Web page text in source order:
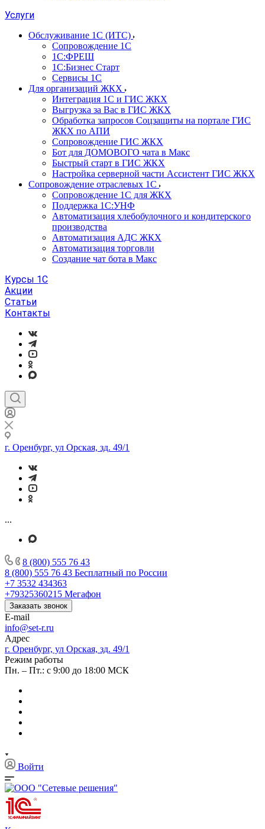
Услуги
Обслуживание 1С (ИТС)
Сопровождение 1С
1С:ФРЕШ
1С:Бизнес Старт
Сервисы 1С
Для организаций ЖКХ
Интеграция 1С и ГИС ЖКХ
Выгрузка за Вас в ГИС ЖКХ
Обработка запросов Соцзащиты на портале ГИС
ЖКХ по АПИ
Сопровождение ГИС ЖКХ
Бот для ДОМОВОГО чата в Макс
Быстрый старт в ГИС ЖКХ
Настройка серверной части Ассистент ГИС ЖКХ
Сопровождение отраслевых 1С
Сопровождение 1С для ЖКХ
Поддержка 1С:УНФ
Автоматизация хлебобулочного и кондитерского
производства
Автоматизация АДС ЖКХ
Автоматизация торговли
Создание чат бота в Макс
Курсы 1С
Акции
Статьи
Контакты
г. Оренбург, ул Орская, зд. 49/1
...
8 (800) 555 76 43
8 (800) 555 76 43 Бесплатный по России
+7 3532 434363
+79325360215 Мегафон
Заказать звонок
E-mail
info@set-r.ru
Адрес
г. Оренбург, ул Орская, зд. 49/1
Режим работы
Пн. – Пт.: с 9:00 до 18:00 МСК
Войти